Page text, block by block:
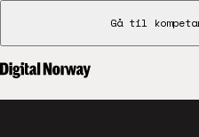
Gå til